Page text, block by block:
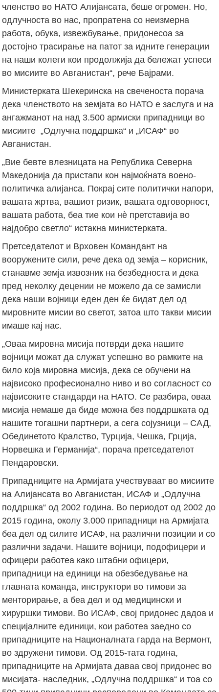
членство во НАТО Алијансата, беше огромен. Но,
одлучноста во нас, пропратена со неизмерна
работа, обука, извежбување, придонесоа за
достојно трасирање на патот за идните генерации
на наши колеги кои продолжија да бележат успеси
во мисиите во Авганистан“, рече Бајрами.
Министерката Шекеринска на свеченоста порача
дека членството на земјата во НАТО е заслуга и на
ангажманот на над 3.500 армиски припадници во
мисиите „Одлучна поддршка“ и „ИСАФ“ во
Авганистан.
„Вие бевте влезницата на Република Северна
Македонија да пристапи кон најмоќната воено-
политичка алијанса. Покрај сите политички напори,
вашата жртва, вашиот ризик, вашата одговорност,
вашата работа, беа тие кои нè претставија во
најдобро светло“ истакна министерката.
Претседателот и Врховен Командант на
вооружените сили, рече дека од земја – корисник,
станавме земја извозник на безбедноста и дека
пред неколку децении не можело да се замисли
дека наши војници еден ден ќе бидат дел од
мировните мисии во светот, затоа што такви мисии
имаше кај нас.
„Оваа мировна мисија потврди дека нашите
војници можат да служат успешно во рамките на
било која мировна мисија, дека се обучени на
највисоко професионално ниво и во согласност со
највисоките стандарди на НАТО. Се разбира, оваа
мисија немаше да биде можна без поддршката од
нашите тогашни партнери, а сега сојузници – САД,
Обединетото Кралство, Турција, Чешка, Грција,
Норвешка и Германија“, порача претседателот
Пендаровски.
Припадниците на Армијата учествуваат во мисиите
на Алијансата во Авганистан, ИСАФ и „Одлучна
поддршка“ од 2002 година. Во периодот од 2002 до
2015 година, околу 3.000 припадници на Армијата
беа дел од силите ИСАФ, на различни позиции и со
различни задачи. Нашите војници, подофицери и
офицери работеа како штабни офицери,
припадници на единици на обезбедување на
главната команда, инструктори во тимови за
менторирање, а беа дел и од медицински и
хируршки тимови. Во ИСАФ, свој придонес дадоа и
специјалните единици, кои работеа заедно со
припадниците на Националната гарда на Вермонт,
во здружени тимови. Од 2015-тата година,
припадниците на Армијата даваа свој придонес во
мисијата- наследник, „Одлучна поддршка“ и тоа со